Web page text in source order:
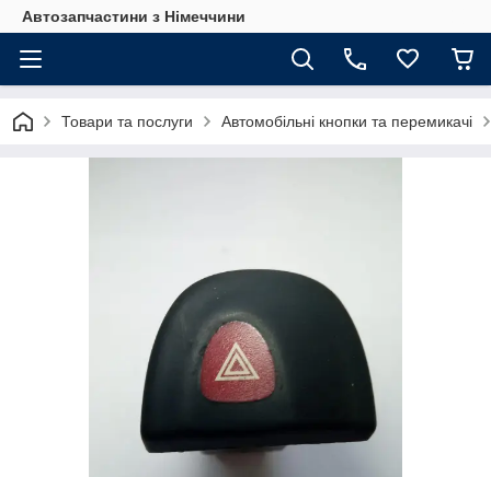
Автозапчастини з Німеччини
Товари та послуги Автомобільні кнопки та перемикачі